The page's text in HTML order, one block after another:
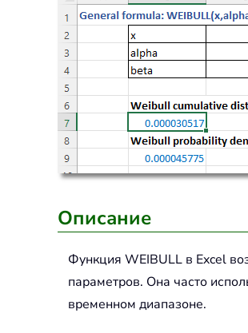
Описание
Функция WEIBULL в Excel
параметров. Она часто
временном диапазоне.